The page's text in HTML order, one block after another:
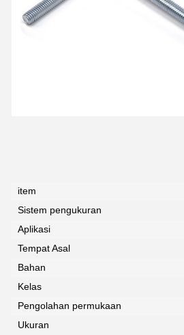
item
Sistem pengukuran
Aplikasi
Tempat Asal
Bahan
Kelas
Pengolahan permukaan
Ukuran